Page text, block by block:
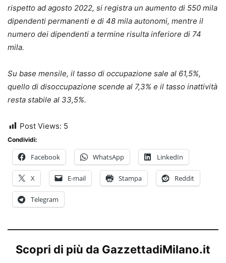
rispetto ad agosto 2022, si registra un aumento di 550 mila
dipendenti permanenti e di 48 mila autonomi, mentre il
numero dei dipendenti a termine risulta inferiore di 74
mila.
Su base mensile, il tasso di occupazione sale al 61,5%,
quello di disoccupazione scende al 7,3% e il tasso inattività
resta stabile al 33,5%.
Post Views: 5
Condividi:
Facebook WhatsApp LinkedIn
X E-mail Stampa Reddit
Telegram
Scopri di più da GazzettadiMilano.it